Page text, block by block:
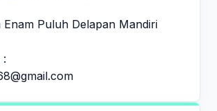
Enam Puluh Delapan Mandiri
: